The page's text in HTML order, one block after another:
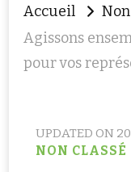
Accueil
Agissons
pour vos
UPDATED ON
NON CLASSÉ